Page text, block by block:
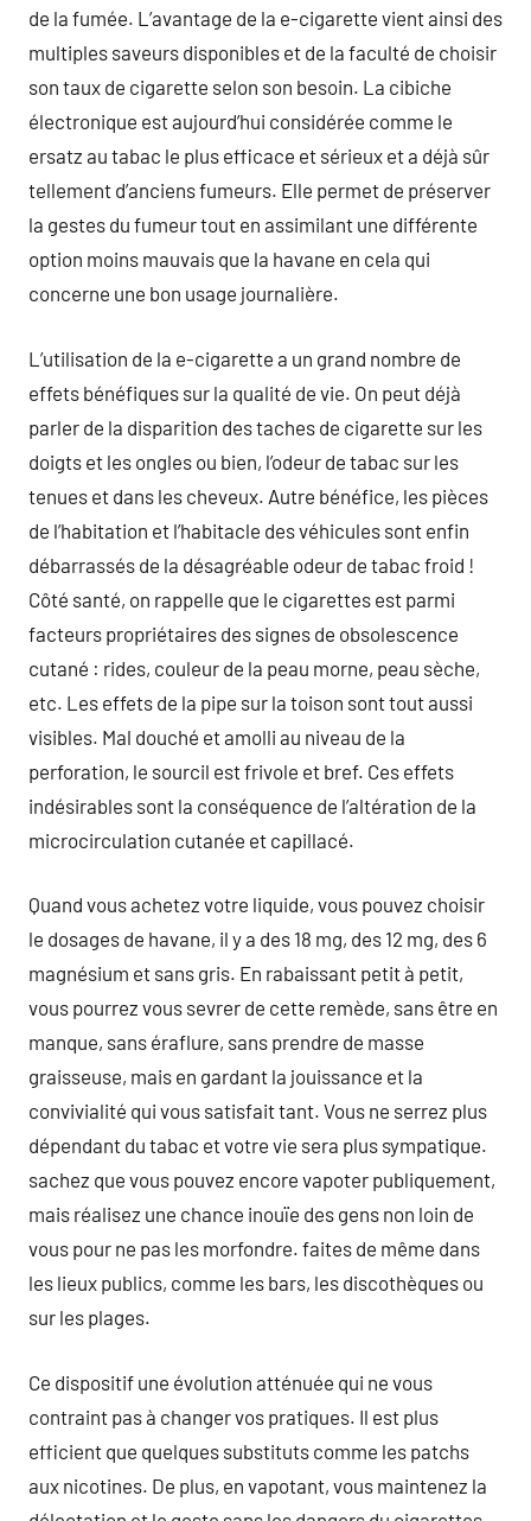
de la fumée. L’avantage de la e-cigarette vient ainsi des
multiples saveurs disponibles et de la faculté de choisir
son taux de cigarette selon son besoin. La cibiche
électronique est aujourd’hui considérée comme le
ersatz au tabac le plus efficace et sérieux et a déjà sûr
tellement d’anciens fumeurs. Elle permet de préserver
la gestes du fumeur tout en assimilant une différente
option moins mauvais que la havane en cela qui
concerne une bon usage journalière.
L’utilisation de la e-cigarette a un grand nombre de
effets bénéfiques sur la qualité de vie. On peut déjà
parler de la disparition des taches de cigarette sur les
doigts et les ongles ou bien, l’odeur de tabac sur les
tenues et dans les cheveux. Autre bénéfice, les pièces
de l’habitation et l’habitacle des véhicules sont enfin
débarrassés de la désagréable odeur de tabac froid !
Côté santé, on rappelle que le cigarettes est parmi
facteurs propriétaires des signes de obsolescence
cutané : rides, couleur de la peau morne, peau sèche,
etc. Les effets de la pipe sur la toison sont tout aussi
visibles. Mal douché et amolli au niveau de la
perforation, le sourcil est frivole et bref. Ces effets
indésirables sont la conséquence de l’altération de la
microcirculation cutanée et capillacé.
Quand vous achetez votre liquide, vous pouvez choisir
le dosages de havane, il y a des 18 mg, des 12 mg, des 6
magnésium et sans gris. En rabaissant petit à petit,
vous pourrez vous sevrer de cette remède, sans être en
manque, sans éraflure, sans prendre de masse
graisseuse, mais en gardant la jouissance et la
convivialité qui vous satisfait tant. Vous ne serrez plus
dépendant du tabac et votre vie sera plus sympatique.
sachez que vous pouvez encore vapoter publiquement,
mais réalisez une chance inouïe des gens non loin de
vous pour ne pas les morfondre. faites de même dans
les lieux publics, comme les bars, les discothèques ou
sur les plages.
Ce dispositif une évolution atténuée qui ne vous
contraint pas à changer vos pratiques. Il est plus
efficient que quelques substituts comme les patchs
aux nicotines. De plus, en vapotant, vous maintenez la